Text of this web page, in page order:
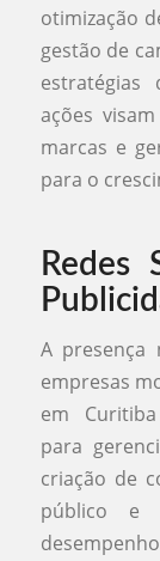
otimização
gestão de
estratégias
ações
marcas e
para o
Redes
A presença
empresas
em
para
criação de
público e